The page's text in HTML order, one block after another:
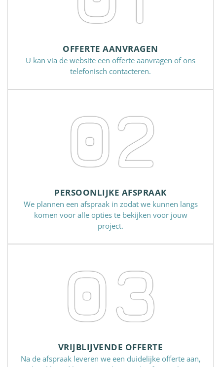
OFFERTE AANVRAGEN
U kan via de website een offerte aanvragen of ons
telefonisch contacteren.
02
PERSOONLIJKE AFSPRAAK
We plannen een afspraak in zodat we kunnen langs
komen voor alle opties te bekijken voor jouw
project.
03
VRIJBLIJVENDE OFFERTE
Na de afspraak leveren we een duidelijke offerte aan,